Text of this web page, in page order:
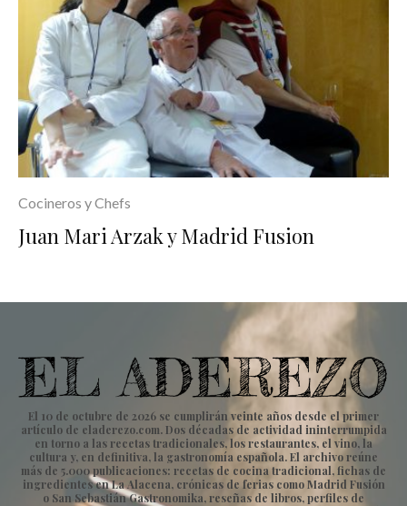
Cocineros y Chefs
Juan Mari Arzak y Madrid Fusion
El 10 de octubre de 2026 se cumplirán veinte años desde el primer
artículo de eladerezo.com. Dos décadas de actividad ininterrumpida
en torno a las recetas tradicionales, los restaurantes, el vino, la
cultura y, en definitiva, la gastronomía española. El archivo reúne
más de 5.000 publicaciones: recetas de cocina tradicional, fichas de
ingredientes en La Alacena, crónicas de ferias como Madrid Fusión
o San Sebastián Gastronomika, reseñas de libros, perfiles de